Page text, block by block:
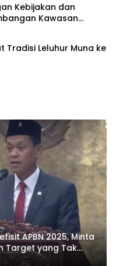
Kebijakan dan
Kawasan
Tradisi Leluhur Muna ke
APBN 2025, Minta
Target yang Tak